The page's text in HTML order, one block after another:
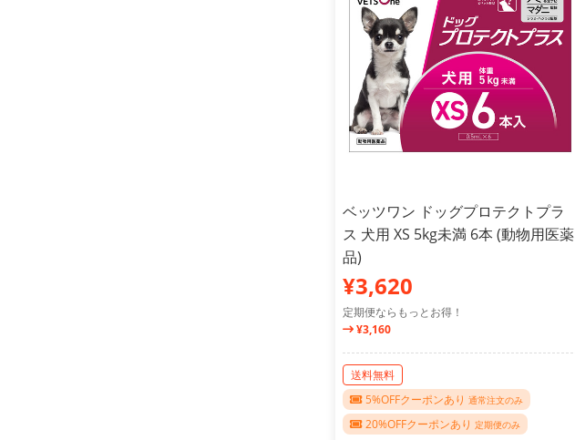
ベッツワン ドッグプロテクトプラ
ス 犬用 XS 5kg未満 6本 (動物用医薬
品)
¥3,620
定期便ならもっとお得！
¥3,160
送料無料
5%OFFクーポンあり 通常注文のみ
20%OFFクーポンあり 定期便のみ